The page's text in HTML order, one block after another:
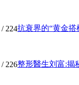
/ 224抗衰界的“黄金搭
/ 226整形醫生刘富:揭